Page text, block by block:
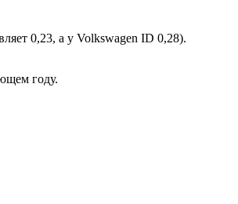
0,23, а у Volkswagen ID 0,28).
году.